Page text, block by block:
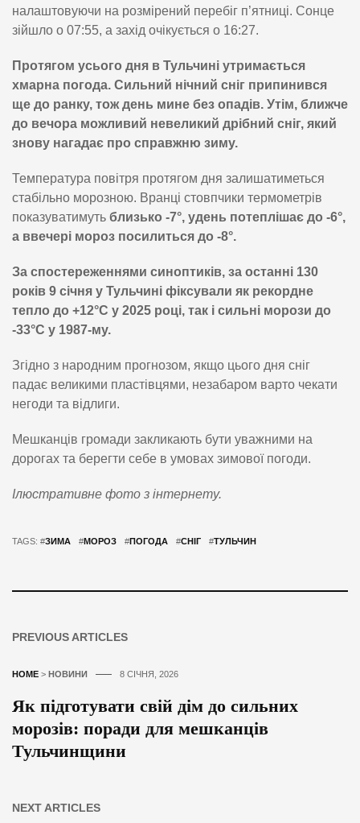
налаштовуючи на розмірений перебіг п’ятниці. Сонце
зійшло о 07:55, а захід очікується о 16:27.
Протягом усього дня в Тульчині утримається
хмарна погода. Сильний нічний сніг припинився
ще до ранку, тож день мине без опадів. Утім, ближче
до вечора можливий невеликий дрібний сніг, який
знову нагадає про справжню зиму.
Температура повітря протягом дня залишатиметься
стабільно морозною. Вранці стовпчики термометрів
показуватимуть близько -7°, удень потеплішає до -6°,
а ввечері мороз посилиться до -8°.
За спостереженнями синоптиків, за останні 130
років 9 січня у Тульчині фіксували як рекордне
тепло до +12°C у 2025 році, так і сильні морози до
-33°C у 1987-му.
Згідно з народним прогнозом, якщо цього дня сніг
падає великими пластівцями, незабаром варто чекати
негоди та відлиги.
Мешканців громади закликають бути уважними на
дорогах та берегти себе в умовах зимової погоди.
Ілюстративне фото з інтернету.
TAGS: #ЗИМА #МОРОЗ #ПОГОДА #СНІГ #ТУЛЬЧИН
PREVIOUS ARTICLES
HOME > НОВИНИ 8 СІЧНЯ, 2026
Як підготувати свій дім до сильних
морозів: поради для мешканців
Тульчинщини
NEXT ARTICLES